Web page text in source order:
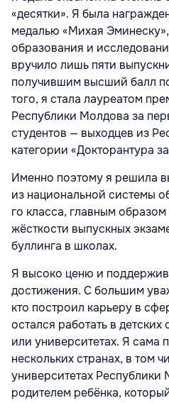
«десятки». Я была
медалью «Михая
образования и
вручило лишь пяти
получившим высший балл
того, я стала лауреатом
Республики Молдова за
студентов — выходцев из
категории «Докторантура
Именно поэтому я решила
из национальной системы
го класса, главным
жёсткости выпускных
буллинга в школах.
Я высоко ценю и
достижения. С большим
кто построил карьеру в
остался работать в
или университетах. Я сама
нескольких странах, в том
университетах
родителем ребёнка,